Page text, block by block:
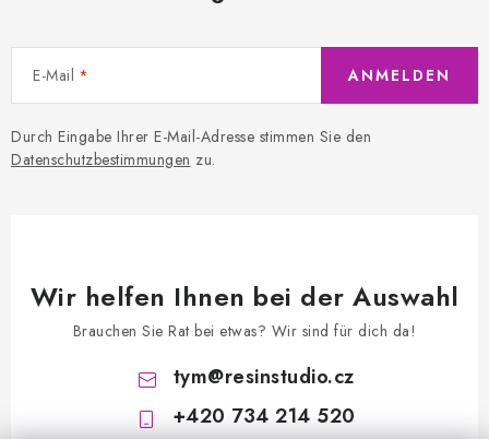
E-Mail
Durch Eingabe Ihrer E-Mail-Adresse stimmen Sie den
Datenschutzbestimmungen zu.
ANMELDEN
Wir helfen Ihnen bei der Auswahl
Brauchen Sie Rat bei etwas? Wir sind für dich da!
tym@resinstudio.cz
+420 734 214 520